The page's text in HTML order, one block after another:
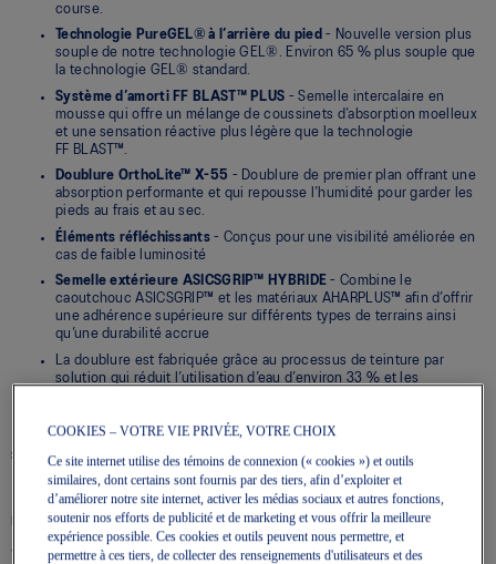
course.
Technologie PureGEL® à l’arrière du pied - Nouvelle version plus
souple de notre technologie GEL®. Environ 65 % plus souple que
la technologie GEL® standard.
Système d’amorti FF BLAST™ PLUS - Semelle intercalaire en
mousse qui offre un mélange de coussinets d’absorption moelleux
et une sensation réactive plus légère que la technologie
FF BLAST™.
Doublure OrthoLite™ X-55 - Doublure de premier plan offrant une
absorption performante et qui repousse l’humidité pour garder les
pieds au frais et au sec.
Éléments réfléchissants- Conçus pour une visibilité améliorée en
cas de faible luminosité
Semelle extérieure ASICSGRIP™ HYBRIDE - Combine le
caoutchouc ASICSGRIP™ et les matériaux AHARPLUS™ afin d’offrir
une adhérence supérieure sur différents types de terrains ainsi
qu’une durabilité accrue
La doublure est fabriquée grâce au processus de teinture par
solution qui réduit l’utilisation d’eau d’environ 33 % et les
SURFACE
Road
ABSORPTION
High
DÉNIVELÉ DU TALON
8 mm
POIDS
260g / 9.1712oz
COOKIES – VOTRE VIE PRIVÉE, VOTRE CHOIX
Ce site internet utilise des témoins de connexion (« cookies ») et outils
similaires, dont certains sont fournis par des tiers, afin d’exploiter et
d’améliorer notre site internet, activer les médias sociaux et autres fonctions,
soutenir nos efforts de publicité et de marketing et vous offrir la meilleure
expérience possible. Ces cookies et outils peuvent nous permettre, et
permettre à ces tiers, de collecter des renseignements d'utilisateurs et des